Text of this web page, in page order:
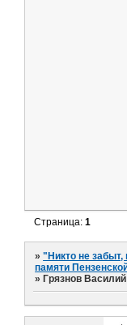
Страница:1
»"Никто не забыт,
памяти
» Грязнов